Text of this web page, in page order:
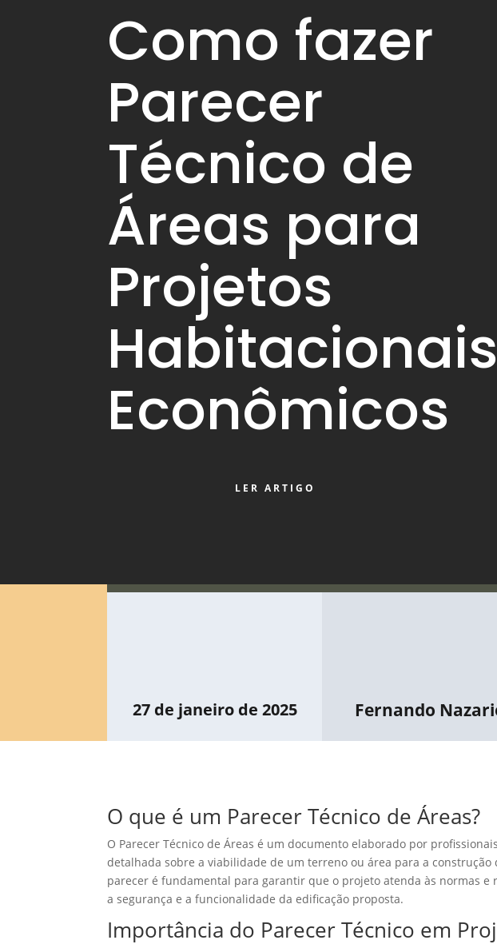
Como fazer
Parecer
Técnico de
Áreas para
Projetos
Habitacionais
Econômicos
LER ARTIGO
27 de janeiro de 2025 Fernando
O que é um Parecer Técnico de Áreas?
O Parecer Técnico de Áreas é um documento elaborado por
detalhada sobre a viabilidade de um terreno ou área para a construção
parecer é fundamental para garantir que o projeto atenda às normas e
a segurança e a funcionalidade da edificação proposta.
Importância do Parecer Técnico em